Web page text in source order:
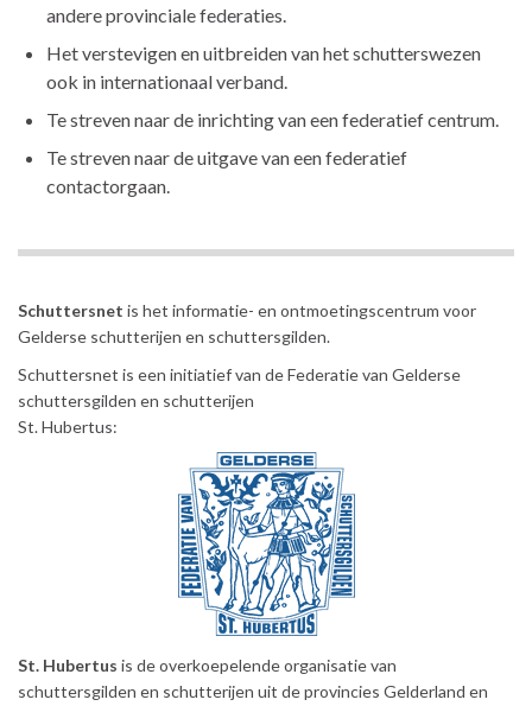
andere provinciale federaties.
Het verstevigen en uitbreiden van het schutterswezen
ook in internationaal verband.
Te streven naar de inrichting van een federatief centrum.
Te streven naar de uitgave van een federatief
contactorgaan.
Schuttersnet is het informatie- en ontmoetingscentrum voor
Gelderse schutterijen en schuttersgilden.
Schuttersnet is een initiatief van de Federatie van Gelderse
schuttersgilden en schutterijen
St. Hubertus:
St. Hubertus is de overkoepelende organisatie van
schuttersgilden en schutterijen uit de provincies Gelderland en